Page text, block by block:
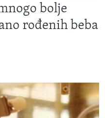
bolje
rođenih beba